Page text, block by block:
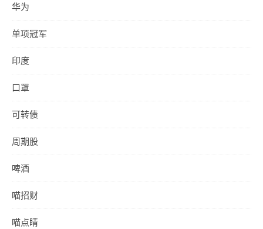
华为
单项冠军
印度
口罩
可转债
周期股
啤酒
喵招财
喵点睛